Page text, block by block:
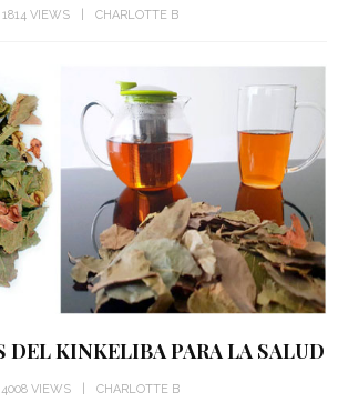
1814 VIEWS CHARLOTTE B
DEL KINKELIBA PARA LA SALUD
4008 VIEWS CHARLOTTE B